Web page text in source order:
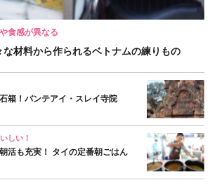
食感が異なる
材料から作られるベトナムの練りもの
箱！バンテアイ・スレイ寺院
しい！
活も充実！ タイの定番朝ごはん